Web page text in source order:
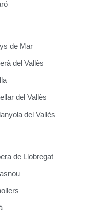
de Mar
del Vallès
del Vallès
del Vallès
de Llobregat